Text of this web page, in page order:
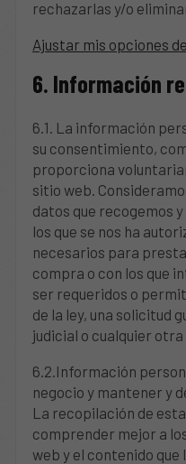
rechazarlas y/o
Ajustar mis opciones
6. Información
6.1. La información
su consentimiento,
proporciona
sitio web.
datos que recogemos
los que se nos ha
necesarios para
compra o con los que
ser requeridos o
de la ley, una solicitud
judicial o cualquier otra
6.2.Información
negocio y mantener y
La recopilación de
comprender mejor a
web y el contenido